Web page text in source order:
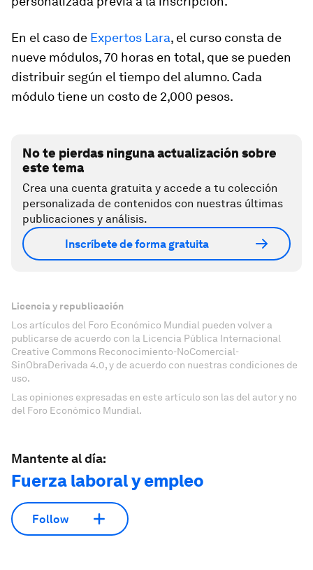
En el caso de Expertos Lara, el curso consta de
nueve módulos, 70 horas en total, que se pueden
distribuir según el tiempo del alumno. Cada
módulo tiene un costo de 2,000 pesos.
No te pierdas ninguna actualización sobre
este tema
Crea una cuenta gratuita y accede a tu colección
personalizada de contenidos con nuestras últimas
publicaciones y análisis.
Inscríbete de forma gratuita
Licencia y republicación
Los artículos del Foro Económico Mundial pueden volver a
publicarse de acuerdo con la Licencia Pública Internacional
Creative Commons Reconocimiento-NoComercial-
SinObraDerivada 4.0, y de acuerdo con nuestras condiciones de
uso.
Las opiniones expresadas en este artículo son las del autor y no
del Foro Económico Mundial.
Mantente al día:
Fuerza laboral y empleo
Follow